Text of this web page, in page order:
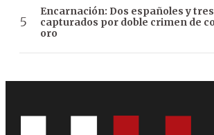
Encarnación: Dos españoles y
capturados por doble crimen de
oro